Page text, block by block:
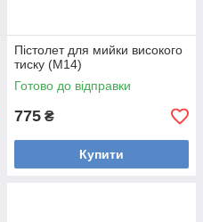
Пістолет для мийки високого
тиску (М14)
Готово до відправки
775 ₴
Купити